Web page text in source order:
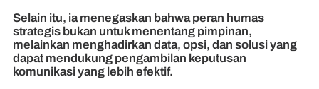
Selain itu, ia menegaskan bahwa peran humas
strategis bukan untuk menentang pimpinan,
melainkan menghadirkan data, opsi, dan solusi yang
dapat mendukung pengambilan keputusan
komunikasi yang lebih efektif.